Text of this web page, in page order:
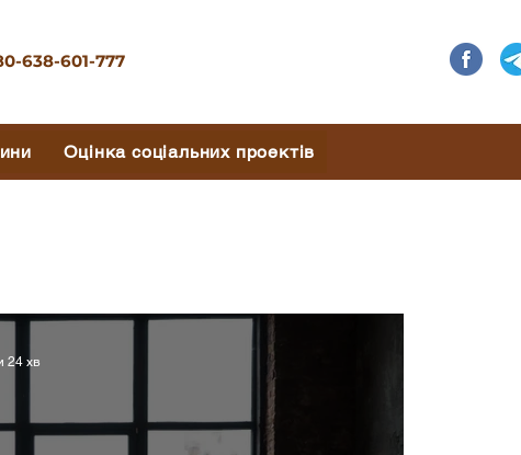
638-601-777
Оцінка соціальних проектів
24 хв